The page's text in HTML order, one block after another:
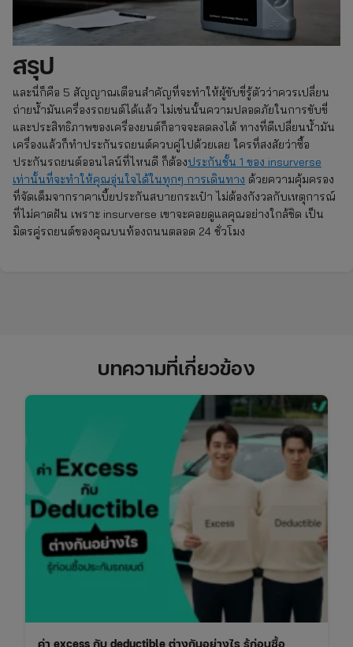
สรุป
และนี่ก็คือ 5 สัญญาณเตือนสำคัญที่จะทำให้ผู้ขับขี่รู้ตัวว่าควรเปลี่ยน
ถ่ายน้ำมันเครื่องรถยนต์ได้แล้ว ไม่เช่นนั้นความปลอดภัยในการขับขี่
และประสิทธิภาพของเครื่องยนต์ก็อาจจะลดลงได้ ทางที่ดีเปลี่ยนน้ำมัน
เครื่องแล้วก็ทำประกันรถยนต์ควบคู่ไปด้วยเลย ใครที่สงสัยว่าซื้อ
ประกันรถยนต์ออนไลน์ที่ไหนดี ก็ต้องประกันชั้น 1 ของ insurverse
เท่านั้นที่จะทำให้คุณอุ่นใจได้ในทุกๆ การเดินทาง ด้วยความคุ้มครอง
ที่จัดเต็มจากราคาเบี้ยประกันสบายกระเป๋า ไม่ต้องกังวลกับเหตุการณ์
ที่ไม่คาดฝัน เพราะ insurverse เขาจะคอยดูแลคุณอย่างใกล้ชิด เป็น
มิตรคู่รถยนต์ของคุณบนท้องถนนตลอด 24 ชั่วโมง
บทความที่เกี่ยวข้อง
ค่า excess กับ deductible ต่างกันอย่างไร รู้ก่อนซื้อ